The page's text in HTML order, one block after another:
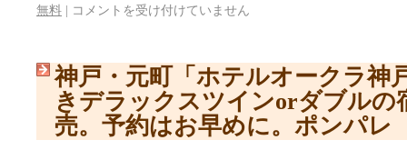
無料 | コメントを受け付けていません
神戸・元町「ホテルオークラ神
きデラックスツインorダブルの
売。予約はお早めに。ポンパレ